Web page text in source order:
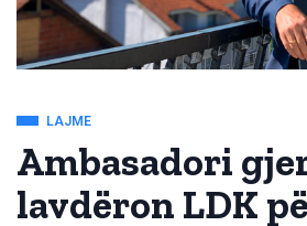
LAJME
Ambasadori
lavdëron LDK